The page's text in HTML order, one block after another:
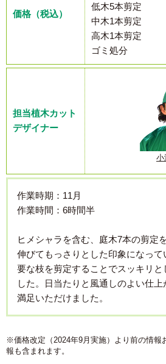
価格（税込）
低木5本剪定
中木1本剪定
高木1本剪定
ゴミ処分
担当植木カット
デザイナー
作業時期：11月
作業時間：6時間半
ヒメシャラを含む、庭木7本の剪定
伸びてもっさりとした印象になっ
要な枝を剪定することでスッキリと
した。日当たりと風通しのよい仕
満足いただけました。
※価格改定（2024年9月実施）より前の情報
報も含まれます。